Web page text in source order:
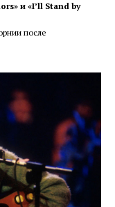
и «I’ll Stand by
после